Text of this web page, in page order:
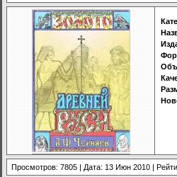
Просмотров: 7805 | Дата: 13 Июн 2010 |